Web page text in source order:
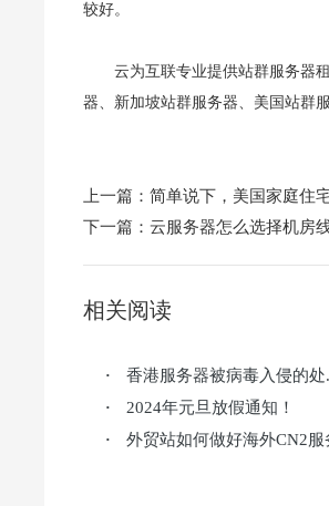
较好。
云为互联专业提供站群服务器
器、新加坡站群服务器、美国站群
上一篇： 简单说下，美国家庭住
下一篇： 云服务器怎么选择机房
相关阅读
· 香港服务器被病毒入侵的处
· 2024年元旦放假通知！
· 外贸站如何做好海外CN2服